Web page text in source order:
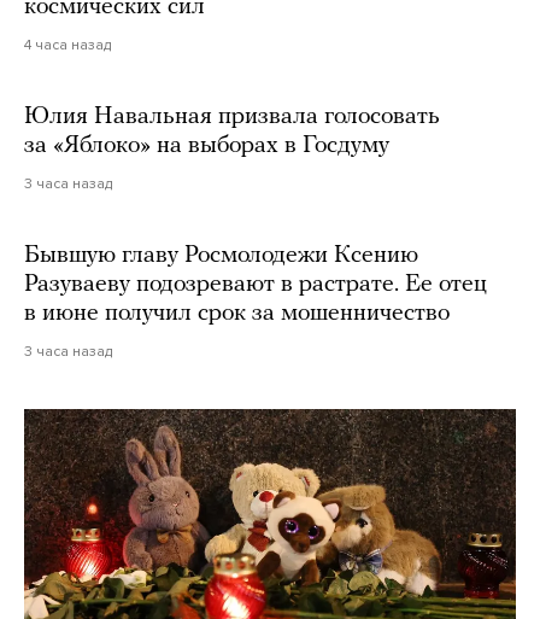
космических сил
4 часа назад
Юлия Навальная призвала голосовать
за «Яблоко» на выборах в Госдуму
3 часа назад
Бывшую главу Росмолодежи Ксению
Разуваеву подозревают в растрате. Ее отец
в июне получил срок за мошенничество
3 часа назад